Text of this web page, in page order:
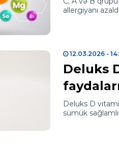
allergiyanı
12.03.2026 -
Deluks
Deluks D
sümük